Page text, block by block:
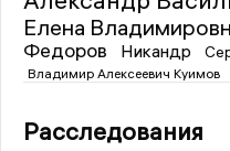
Елена
Федоров
Никандр
Владимир Алексеевич Куимов
Расследования